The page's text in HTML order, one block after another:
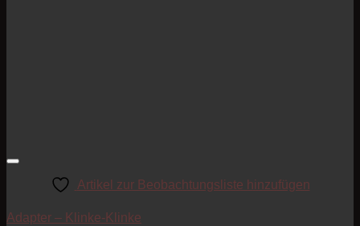
Artikel zur Beobachtungsliste hinzufügen
Adapter – Klinke-Klinke